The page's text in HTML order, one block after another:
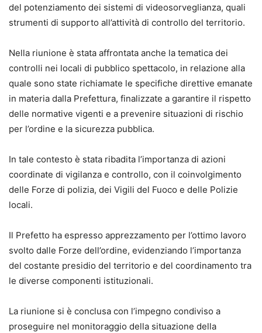
del potenziamento dei sistemi di videosorveglianza, quali
strumenti di supporto all’attività di controllo del territorio.
Nella riunione è stata affrontata anche la tematica dei
controlli nei locali di pubblico spettacolo, in relazione alla
quale sono state richiamate le specifiche direttive emanate
in materia dalla Prefettura, finalizzate a garantire il rispetto
delle normative vigenti e a prevenire situazioni di rischio
per l’ordine e la sicurezza pubblica.
In tale contesto è stata ribadita l’importanza di azioni
coordinate di vigilanza e controllo, con il coinvolgimento
delle Forze di polizia, dei Vigili del Fuoco e delle Polizie
locali.
Il Prefetto ha espresso apprezzamento per l’ottimo lavoro
svolto dalle Forze dell’ordine, evidenziando l’importanza
del costante presidio del territorio e del coordinamento tra
le diverse componenti istituzionali.
La riunione si è conclusa con l’impegno condiviso a
proseguire nel monitoraggio della situazione della